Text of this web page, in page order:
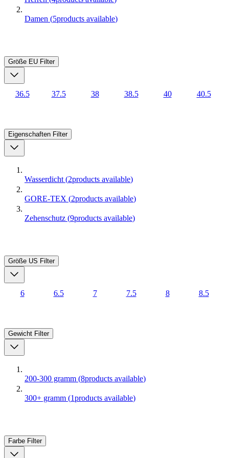
Damen (5products available)
Größe EU Filter
36.5 37.5 38 38.5 40 40.5
Eigenschaften Filter
Wasserdicht (2products available)
GORE-TEX (2products available)
Zehenschutz (9products available)
Größe US Filter
6 6.5 7 7.5 8 8.5
Gewicht Filter
200-300 gramm (8products available)
300+ gramm (1products available)
Farbe Filter